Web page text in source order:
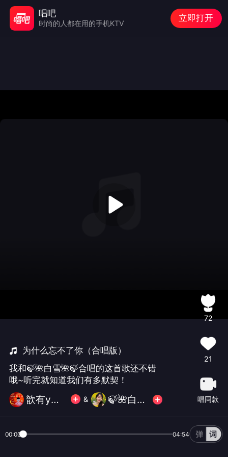
为什么忘不了你（合唱版）
我和🍃🌺白雪🌺🍃合唱的这首歌还不错
哦~听完就知道我们有多默契！
歆有y无忧无虑 & 🍃🌺白雪🌺🍃
72
21
唱同款
00:00 04:54
唱吧
时尚的人都在用的手机KTV
立即打开